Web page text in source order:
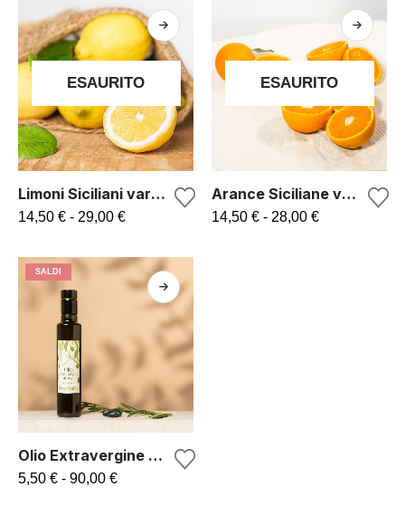
ESAURITO
Limoni Siciliani varietà Femminello
14,50 € - 29,00 €
ESAURITO
Arance Siciliane varietà Washington Navel
14,50 € - 28,00 €
SALDI
Olio Extravergine di Oliva
5,50 € - 90,00 €